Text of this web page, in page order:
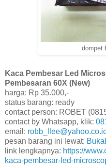
dompet
Kaca Pembesar Led
Pembesaran 60X (New)
harga: Rp 35.000,-
status barang: ready
contact person: ROBET
contact by Whatsapp, klik:
email: robb_llee@yahoo.co.id
pesan barang ini lewat:
link lengkapnya: https://
kaca-pembesar-led-